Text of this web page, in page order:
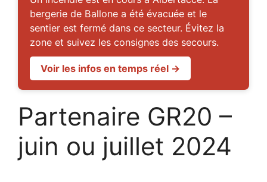
bergerie de Ballone a été évacuée et le
sentier est fermé dans ce secteur. Évitez la
zone et suivez les consignes des secours.
Voir les infos en temps réel →
Partenaire GR20 –
juin ou juillet 2024